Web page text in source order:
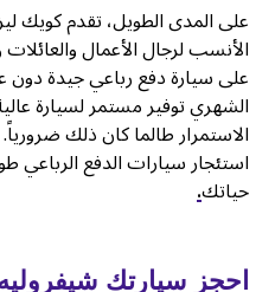
على المدى الطويل، تقدم كويك
الأنسب لرجال الأعمال
على سيارة دفع رباعي جيدة دون
الشهري توفير مستمر لسيارة
الاستمرار طالما كان ذلك
استئجار سيارات الدفع
حياتك.